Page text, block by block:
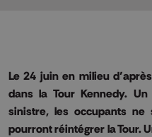
Le 24 juin en milieu
dans la Tour Kennedy.
sinistre, les occupants ne
pourront réintégrer la Tour.